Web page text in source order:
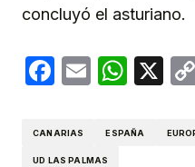
concluyó el asturiano.
Facebook
Email X
CANARIAS ESPAÑA
UD LAS PALMAS